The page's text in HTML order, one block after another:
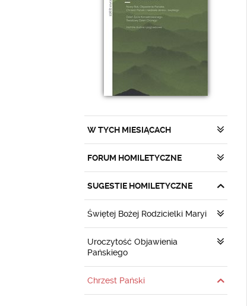
W TYCH MIESIĄCACH
FORUM HOMILETYCZNE
SUGESTIE HOMILETYCZNE
Świętej Bożej Rodzicielki Maryi
Uroczytość Objawienia
Pańskiego
Chrzest Pański